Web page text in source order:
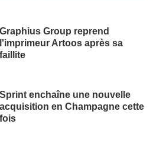
Graphius Group reprend
l'imprimeur Artoos après sa
faillite
Sprint enchaîne une nouvelle
acquisition en Champagne cette
fois